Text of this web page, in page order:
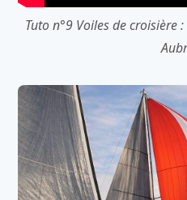
Tuto n°9 Voiles de